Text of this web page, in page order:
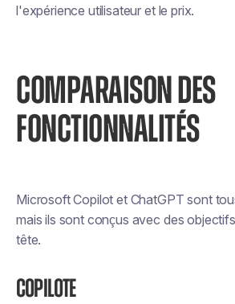
l'expérience utilisateur et le prix.
COMPARAISON DES
FONCTIONNALITÉS
Microsoft Copilot et ChatGPT sont
mais ils sont conçus avec des
tête.
Copilote